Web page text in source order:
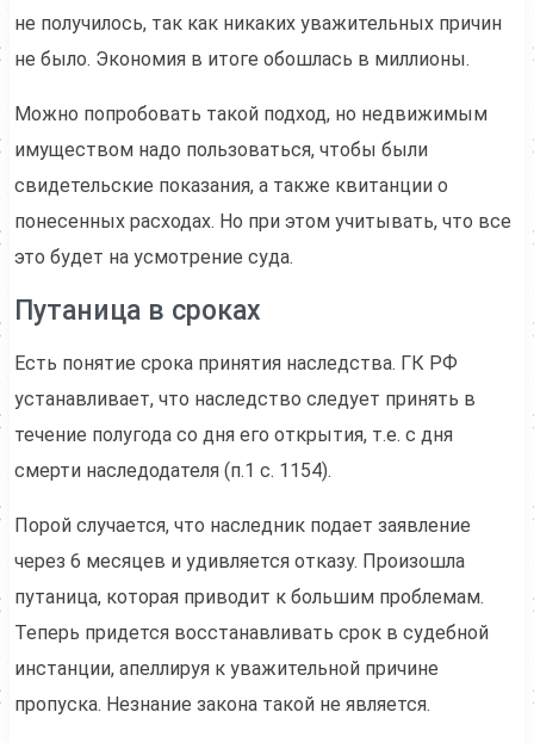
не получилось, так как никаких уважительных причин
не было. Экономия в итоге обошлась в миллионы.
Можно попробовать такой подход, но недвижимым
имуществом надо пользоваться, чтобы были
свидетельские показания, а также квитанции о
понесенных расходах. Но при этом учитывать, что все
это будет на усмотрение суда.
Путаница в сроках
Есть понятие срока принятия наследства. ГК РФ
устанавливает, что наследство следует принять в
течение полугода со дня его открытия, т.е. с дня
смерти наследодателя (п.1 с. 1154).
Порой случается, что наследник подает заявление
через 6 месяцев и удивляется отказу. Произошла
путаница, которая приводит к большим проблемам.
Теперь придется восстанавливать срок в судебной
инстанции, апеллируя к уважительной причине
пропуска. Незнание закона такой не является.